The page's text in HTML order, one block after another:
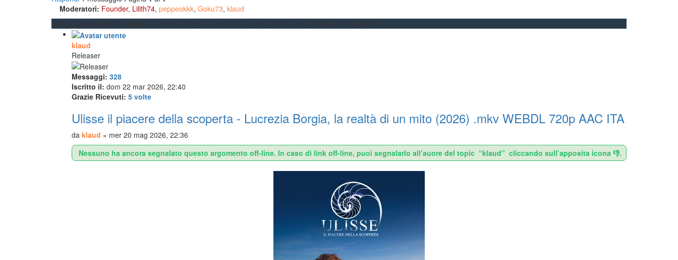
Moderatori: Founder, Lilith74, peppeokkk, Goku73, klaud
Ulisse il piacere della scoperta - Lucrezia Borgia, la realtà di un mito (2026) .mkv WEBDL 720p AAC ITA
klaud
Releaser
Messaggi: 328
Iscritto il: dom 22 mar 2026, 22:40
Grazie Ricevuti: 5 volte
Ulisse il piacere della scoperta - Lucrezia Borgia, la realtà di un mito (2026) .mkv WEBDL 720p AAC ITA
da klaud » mer 20 mag 2026, 22:36
Nessuno ha ancora segnalato questo argomento off-line. In caso di link off-line, puoi segnalarlo all’auore del topic “klaud” cliccando sull’apposita icona 👎.